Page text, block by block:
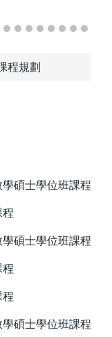
程規劃
碩士學位班課程
程
碩士學位班課程
程
程
碩士學位班課程